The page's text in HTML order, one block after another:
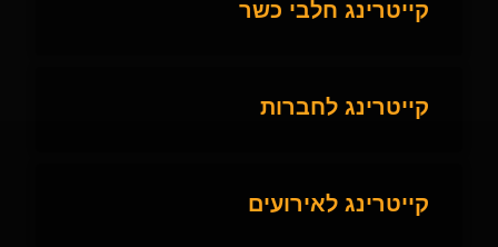
קייטרינג חלבי כשר
קייטרינג לחברות
קייטרינג לאירועים